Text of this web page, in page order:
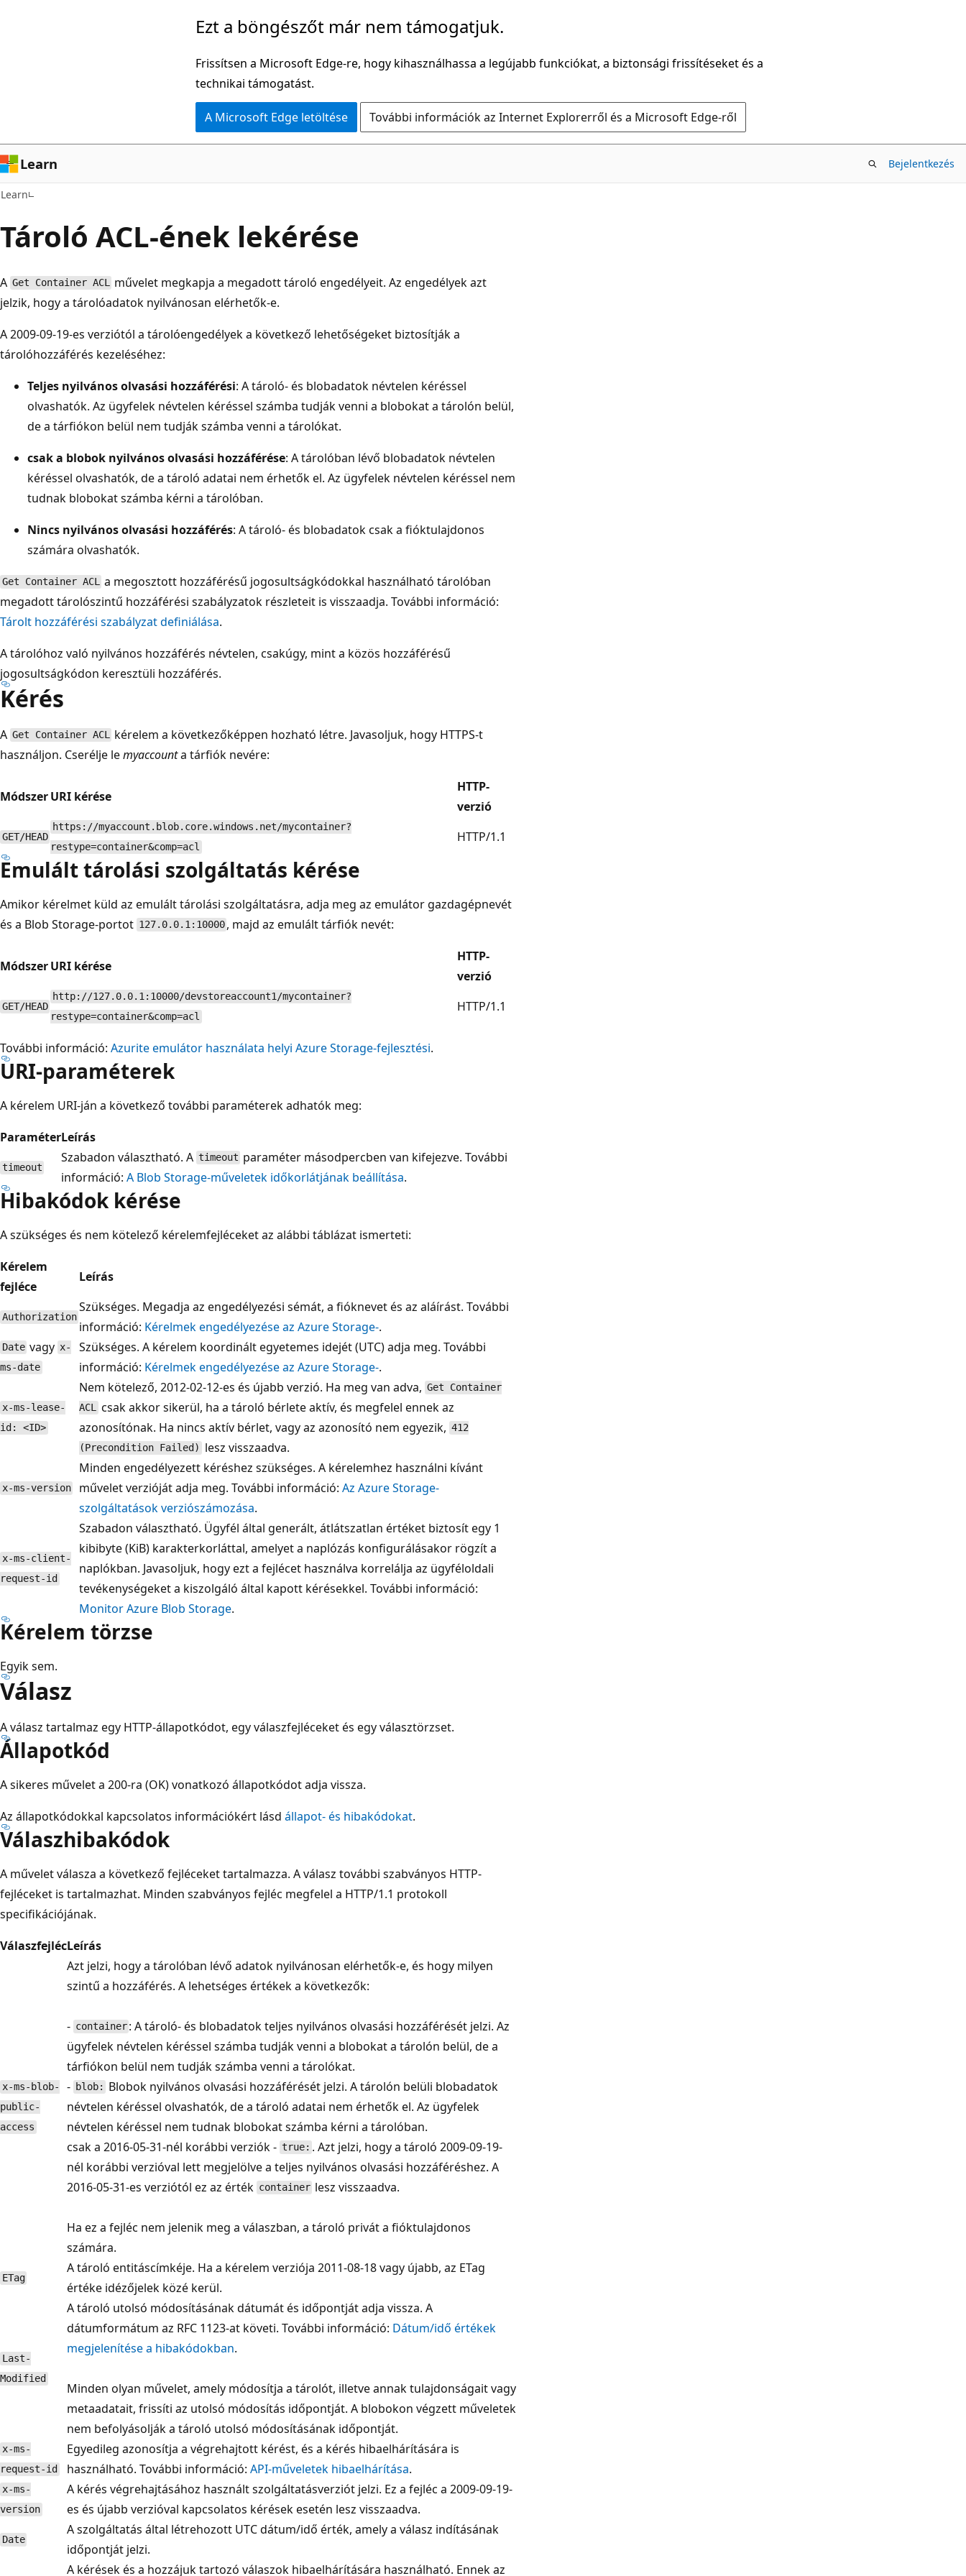
Ezt a böngészőt már nem támogatjuk.
Frissítsen a Microsoft Edge-re, hogy kihasználhassa a legújabb funkciókat, a biztonsági frissítéseket és a
technikai támogatást.
A Microsoft Edge letöltése További információk az Internet Explorerről és a Microsoft Edge-ről
Learn Bejelentkezés
Learn
Tároló ACL-ének lekérése
A Get Container ACL művelet megkapja a megadott tároló engedélyeit. Az engedélyek azt
jelzik, hogy a tárolóadatok nyilvánosan elérhetők-e.
A 2009-09-19-es verziótól a tárolóengedélyek a következő lehetőségeket biztosítják a
tárolóhozzáférés kezeléséhez:
Teljes nyilvános olvasási hozzáférési: A tároló- és blobadatok névtelen kéréssel
olvashatók. Az ügyfelek névtelen kéréssel számba tudják venni a blobokat a tárolón belül,
de a tárfiókon belül nem tudják számba venni a tárolókat.
csak a blobok nyilvános olvasási hozzáférése: A tárolóban lévő blobadatok névtelen
kéréssel olvashatók, de a tároló adatai nem érhetők el. Az ügyfelek névtelen kéréssel nem
tudnak blobokat számba kérni a tárolóban.
Nincs nyilvános olvasási hozzáférés: A tároló- és blobadatok csak a fióktulajdonos
számára olvashatók.
Get Container ACL a megosztott hozzáférésű jogosultságkódokkal használható tárolóban
megadott tárolószintű hozzáférési szabályzatok részleteit is visszaadja. További információ:
Tárolt hozzáférési szabályzat definiálása.
A tárolóhoz való nyilvános hozzáférés névtelen, csakúgy, mint a közös hozzáférésű
jogosultságkódon keresztüli hozzáférés.
Kérés
A Get Container ACL kérelem a következőképpen hozható létre. Javasoljuk, hogy HTTPS-t
használjon. Cserélje lemyaccounta tárfiók nevére:
MódszerURI kérése
HTTP-
verzió
GET/HEAD
https://myaccount.blob.core.windows.net/mycontainer?
restype=container&comp=acl
HTTP/1.1
Emulált tárolási szolgáltatás kérése
Amikor kérelmet küld az emulált tárolási szolgáltatásra, adja meg az emulátor gazdagépnevét
és a Blob Storage-portot 127.0.0.1:10000 , majd az emulált tárfiók nevét:
MódszerURI kérése
HTTP-
verzió
GET/HEAD
http://127.0.0.1:10000/devstoreaccount1/mycontainer?
restype=container&comp=acl
HTTP/1.1
További információ: Azurite emulátor használata helyi Azure Storage-fejlesztési.
URI-paraméterek
A kérelem URI-ján a következő további paraméterek adhatók meg:
ParaméterLeírás
timeout
Szabadon választható. A timeout paraméter másodpercben van kifejezve. További
információ: A Blob Storage-műveletek időkorlátjának beállítása.
Hibakódok kérése
A szükséges és nem kötelező kérelemfejléceket az alábbi táblázat ismerteti:
Kérelem
fejléce
Leírás
Authorization
Szükséges. Megadja az engedélyezési sémát, a fióknevet és az aláírást. További
információ: Kérelmek engedélyezése az Azure Storage-.
Date vagy x-
ms-date
Szükséges. A kérelem koordinált egyetemes idejét (UTC) adja meg. További
információ: Kérelmek engedélyezése az Azure Storage-.
x-ms-lease-
id: <ID>
Nem kötelező, 2012-02-12-es és újabb verzió. Ha meg van adva, Get Container
ACL csak akkor sikerül, ha a tároló bérlete aktív, és megfelel ennek az
azonosítónak. Ha nincs aktív bérlet, vagy az azonosító nem egyezik, 412
(Precondition Failed)
lesz visszaadva.
x-ms-version
Minden engedélyezett kéréshez szükséges. A kérelemhez használni kívánt
művelet verzióját adja meg. További információ: Az Azure Storage-
szolgáltatások verziószámozása.
x-ms-client-
request-id
Szabadon választható. Ügyfél által generált, átlátszatlan értéket biztosít egy 1
kibibyte (KiB) karakterkorláttal, amelyet a naplózás konfigurálásakor rögzít a
naplókban. Javasoljuk, hogy ezt a fejlécet használva korrelálja az ügyféloldali
tevékenységeket a kiszolgáló által kapott kérésekkel. További információ:
Monitor Azure Blob Storage.
Kérelem törzse
Egyik sem.
Válasz
A válasz tartalmaz egy HTTP-állapotkódot, egy válaszfejléceket és egy választörzset.
Állapotkód
A sikeres művelet a 200-ra (OK) vonatkozó állapotkódot adja vissza.
Az állapotkódokkal kapcsolatos információkért lásd állapot- és hibakódokat.
Válaszhibakódok
A művelet válasza a következő fejléceket tartalmazza. A válasz további szabványos HTTP-
fejléceket is tartalmazhat. Minden szabványos fejléc megfelel a HTTP/1.1 protokoll
specifikációjának.
VálaszfejlécLeírás
x-ms-blob-
public-
access
Azt jelzi, hogy a tárolóban lévő adatok nyilvánosan elérhetők-e, és hogy milyen
szintű a hozzáférés. A lehetséges értékek a következők:
- container : A tároló- és blobadatok teljes nyilvános olvasási hozzáférését jelzi. Az
ügyfelek névtelen kéréssel számba tudják venni a blobokat a tárolón belül, de a
tárfiókon belül nem tudják számba venni a tárolókat.
- blob:
Blobok nyilvános olvasási hozzáférését jelzi. A tárolón belüli blobadatok
névtelen kéréssel olvashatók, de a tároló adatai nem érhetők el. Az ügyfelek
névtelen kéréssel nem tudnak blobokat számba kérni a tárolóban.
csak a 2016-05-31-nél korábbi verziók - true: . Azt jelzi, hogy a tároló 2009-09-19-
nél korábbi verzióval lett megjelölve a teljes nyilvános olvasási hozzáféréshez. A
2016-05-31-es verziótól ez az érték container lesz visszaadva.
Ha ez a fejléc nem jelenik meg a válaszban, a tároló privát a fióktulajdonos
számára.
ETag
A tároló entitáscímkéje. Ha a kérelem verziója 2011-08-18 vagy újabb, az ETag
értéke idézőjelek közé kerül.
Last-
Modified
A tároló utolsó módosításának dátumát és időpontját adja vissza. A
dátumformátum az RFC 1123-at követi. További információ: Dátum/idő értékek
megjelenítése a hibakódokban.
Minden olyan művelet, amely módosítja a tárolót, illetve annak tulajdonságait vagy
metaadatait, frissíti az utolsó módosítás időpontját. A blobokon végzett műveletek
nem befolyásolják a tároló utolsó módosításának időpontját.
x-ms-
request-id
Egyedileg azonosítja a végrehajtott kérést, és a kérés hibaelhárítására is
használható. További információ: API-műveletek hibaelhárítása.
x-ms-
version
A kérés végrehajtásához használt szolgáltatásverziót jelzi. Ez a fejléc a 2009-09-19-
es és újabb verzióval kapcsolatos kérések esetén lesz visszaadva.
Date
A szolgáltatás által létrehozott UTC dátum/idő érték, amely a válasz indításának
időpontját jelzi.
A kérések és a hozzájuk tartozó válaszok hibaelhárítására használható. Ennek az